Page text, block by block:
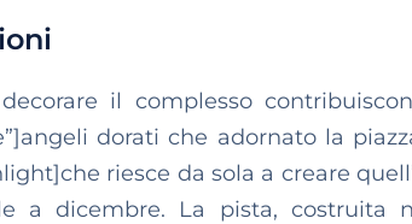
il complesso
dorati che adornato la
riesce da sola a creare
dicembre. La pista, costruita